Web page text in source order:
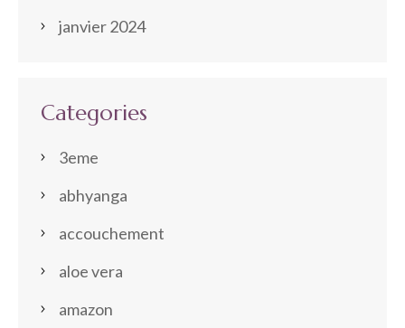
janvier 2024
Categories
3eme
abhyanga
accouchement
aloe vera
amazon